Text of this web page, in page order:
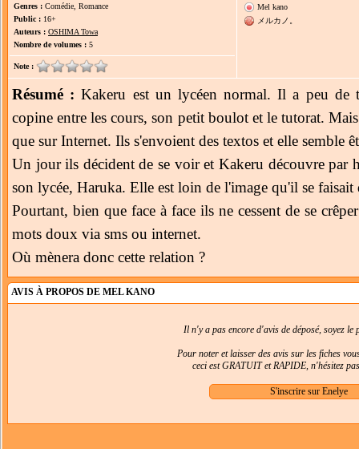
Genres : Comédie, Romance
Public : 16+
Auteurs : OSHIMA Towa
Nombre de volumes : 5
Note :
Mel kano
メルカノ。
Résumé : Kakeru est un lycéen normal. Il a peu de
copine entre les cours, son petit boulot et le tutorat.
que sur Internet. Ils s'envoient des textos et elle semble
Un jour ils décident de se voir et Kakeru découvre par
son lycée, Haruka. Elle est loin de l'image qu'il se faisait
Pourtant, bien que face à face ils ne cessent de se
mots doux via sms ou internet.
Où mènera donc cette relation ?
AVIS À PROPOS DE MEL KANO
Il n'y a pas encore d'avis de déposé, soyez
Pour noter et laisser des avis sur les fiches
ceci est GRATUIT et RAPIDE, n'hésitez